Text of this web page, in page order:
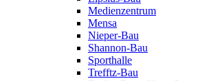
Medienzentrum
Mensa
Nieper-Bau
Shannon-Bau
Sporthalle
Trefftz-Bau